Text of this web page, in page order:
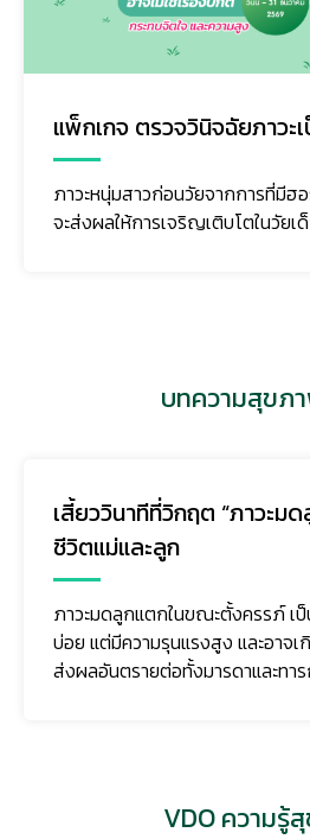
แพ็กเกจ ตรวจวินิจฉัยภาวะ
ภาวะหนุ่มสาวก่อนวัยจากการที่มีฮ
จะส่งผลให้การเจริญเติบโตในวัยเ
บทความสุขภ
เสี้ยววินาทีที่วิกฤต “ภาวะม
ชีวิตแม่และลูก
ภาวะมดลูกแตกในขณะตั้งครรภ์ เ
บ่อย แต่มีความรุนแรงสูง และอาจ
ส่งผลอันตรายต่อทั้งมารดาและทา
VDO ความรู้